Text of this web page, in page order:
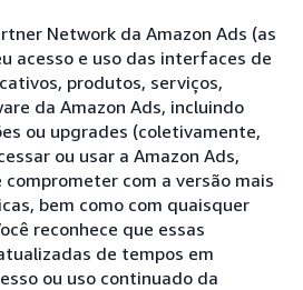
Network da Amazon Ads (as
acesso e uso das interfaces de
produtos, serviços,
da Amazon Ads, incluindo
ou upgrades (coletivamente,
ou usar a Amazon Ads,
comprometer com a versão mais
bem como com quaisquer
reconhece que essas
de tempos em
ou uso continuado da